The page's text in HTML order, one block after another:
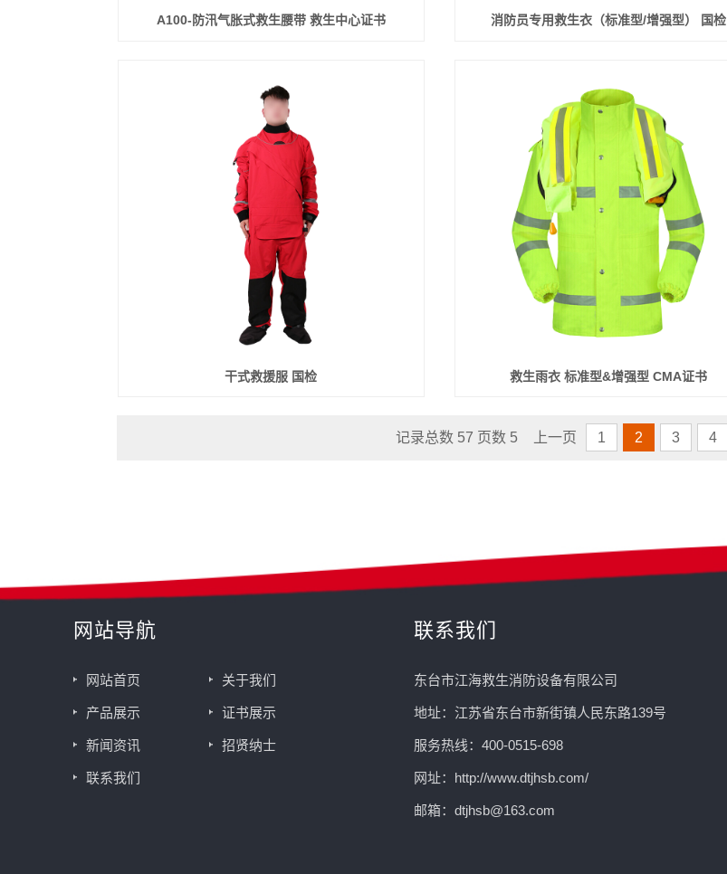
A100-防汛气胀式救生腰带 救生中心证书 消防员专用救生衣（标准型/增强型） 国检
干式救援服 国检 救生雨衣 标准型&增强型 CMA证书
记录总数 57 页数 5 上一页 1 2 3 4
网站导航
网站首页 关于我们
产品展示 证书展示
新闻资讯 招贤纳士
联系我们
联系我们
东台市江海救生消防设备有限公司
地址：江苏省东台市新街镇人民东路139号
服务热线：400-0515-698
网址：http://www.dtjhsb.com/
邮箱：dtjhsb@163.com